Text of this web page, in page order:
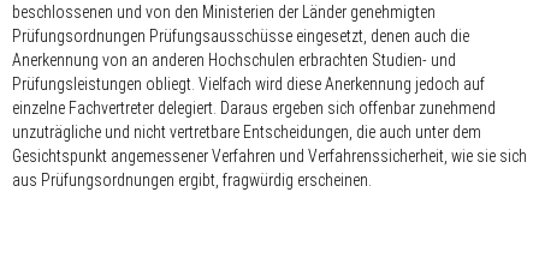
beschlossenen und von den Ministerien der Länder genehmigten
Prüfungsordnungen Prüfungsausschüsse eingesetzt, denen auch die
Anerkennung von an anderen Hochschulen erbrachten Studien- und
Prüfungsleistungen obliegt. Vielfach wird diese Anerkennung jedoch auf
einzelne Fachvertreter delegiert. Daraus ergeben sich offenbar zunehmend
unzuträgliche und nicht vertretbare Entscheidungen, die auch unter dem
Gesichtspunkt angemessener Verfahren und Verfahrenssicherheit, wie sie sich
aus Prüfungsordnungen ergibt, fragwürdig erscheinen.